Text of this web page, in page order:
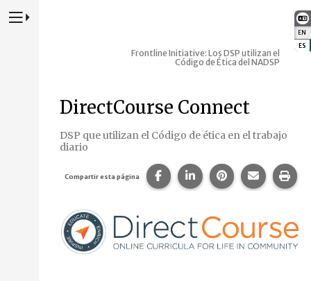
EN
ES
Presione para alternar la navegación principal del sitio web
Frontline Initiative: Los DSP utilizan el
Código de Ética del NADSP
DirectCourse Connect
DSP que utilizan el Código de ética en el trabajo
diario
Compartir esta página Compartir esta página en
Compartir esta
Compartir esta